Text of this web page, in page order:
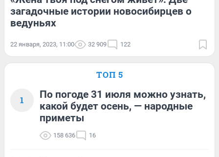
загадочные истории новосибирцев о
ведуньях
22 января, 2023, 11:00 32 909 122
ТОП 5
1
По погоде 31 июля можно узнать,
какой будет осень, — народные
приметы
158 636 16